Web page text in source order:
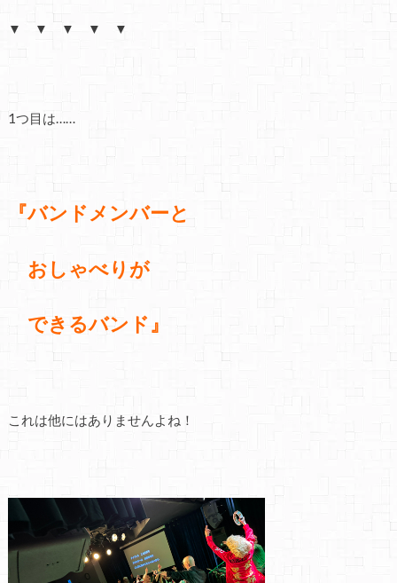
▼ ▼ ▼ ▼ ▼
1つ目は……
『バンドメンバーと
おしゃべりが
できるバンド』
これは他にはありませんよね！